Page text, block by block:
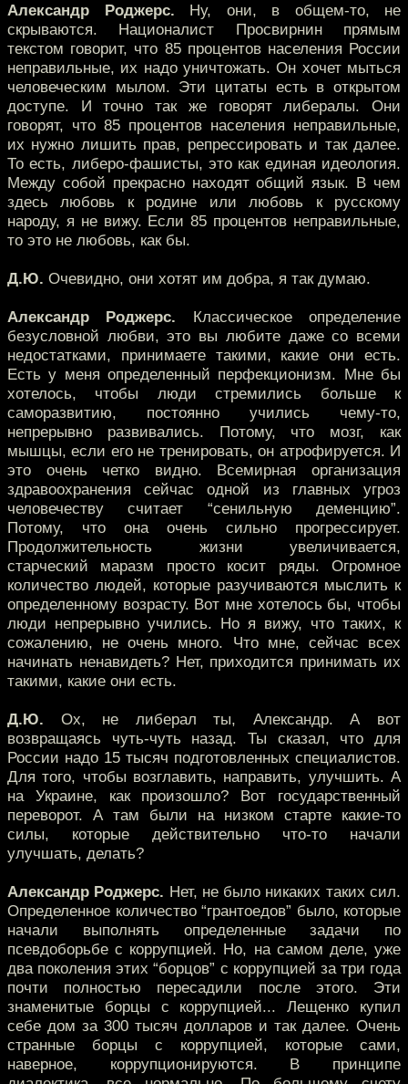
Александр Роджерс. Ну, они, в общем-то, не
скрываются. Националист Просвирнин прямым
текстом говорит, что 85 процентов населения России
неправильные, их надо уничтожать. Он хочет мыться
человеческим мылом. Эти цитаты есть в открытом
доступе. И точно так же говорят либералы. Они
говорят, что 85 процентов населения неправильные,
их нужно лишить прав, репрессировать и так далее.
То есть, либеро-фашисты, это как единая идеология.
Между собой прекрасно находят общий язык. В чем
здесь любовь к родине или любовь к русскому
народу, я не вижу. Если 85 процентов неправильные,
то это не любовь, как бы.
Д.Ю. Очевидно, они хотят им добра, я так думаю.
Александр Роджерс. Классическое определение
безусловной любви, это вы любите даже со всеми
недостатками, принимаете такими, какие они есть.
Есть у меня определенный перфекционизм. Мне бы
хотелось, чтобы люди стремились больше к
саморазвитию, постоянно учились чему-то,
непрерывно развивались. Потому, что мозг, как
мышцы, если его не тренировать, он атрофируется. И
это очень четко видно. Всемирная организация
здравоохранения сейчас одной из главных угроз
человечеству считает “сенильную деменцию”.
Потому, что она очень сильно прогрессирует.
Продолжительность жизни увеличивается,
старческий маразм просто косит ряды. Огромное
количество людей, которые разучиваются мыслить к
определенному возрасту. Вот мне хотелось бы, чтобы
люди непрерывно учились. Но я вижу, что таких, к
сожалению, не очень много. Что мне, сейчас всех
начинать ненавидеть? Нет, приходится принимать их
такими, какие они есть.
Д.Ю. Ох, не либерал ты, Александр. А вот
возвращаясь чуть-чуть назад. Ты сказал, что для
России надо 15 тысяч подготовленных специалистов.
Для того, чтобы возглавить, направить, улучшить. А
на Украине, как произошло? Вот государственный
переворот. А там были на низком старте какие-то
силы, которые действительно что-то начали
улучшать, делать?
Александр Роджерс. Нет, не было никаких таких сил.
Определенное количество “грантоедов” было, которые
начали выполнять определенные задачи по
псевдоборьбе с коррупцией. Но, на самом деле, уже
два поколения этих “борцов” с коррупцией за три года
почти полностью пересадили после этого. Эти
знаменитые борцы с коррупцией... Лещенко купил
себе дом за 300 тысяч долларов и так далее. Очень
странные борцы с коррупцией, которые сами,
наверное, коррупционируются. В принципе